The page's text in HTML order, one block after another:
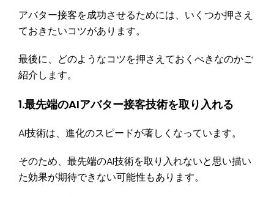
アバター接客を成功させるためには、いくつか押さえ
ておきたいコツがあります。
最後に、どのようなコツを押さえておくべきなのかご
紹介します。
1.最先端のAIアバター接客技術を取り入れる
AI技術は、進化のスピードが著しくなっています。
そのため、最先端のAI技術を取り入れないと思い描い
た効果が期待できない可能性もあります。